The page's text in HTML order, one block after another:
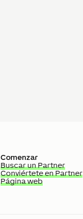
Comenzar
Buscar un Partner
Conviértete en Partner
Página web